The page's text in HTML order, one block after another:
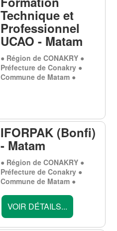
Technique et
Professionnel
UCAO - Matam
● Région de CONAKRY ●
Préfecture de Conakry ●
Commune de Matam ●
IFORPAK (Bonfi)
- Matam
● Région de CONAKRY ●
Préfecture de Conakry ●
Commune de Matam ●
VOIR DÉTAILS...